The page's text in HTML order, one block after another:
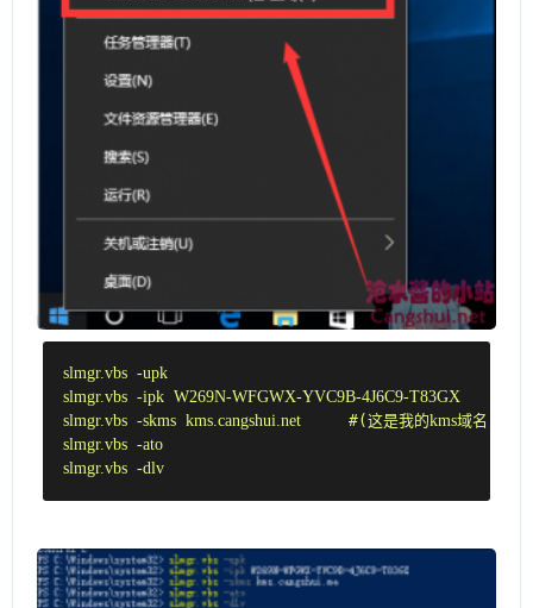
slmgr.vbs -upk
slmgr.vbs -ipk W269N-WFGWX-YVC9B-4J6C9-T83GX
slmgr.vbs -skms kms.cangshui .net
     #(这是我的
kms域名，如
slmgr.vbs -ato
slmgr.vbs -dlv